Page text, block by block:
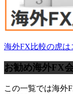
海外FX比較の虎は
お勧め海外FX
この一覧では海外